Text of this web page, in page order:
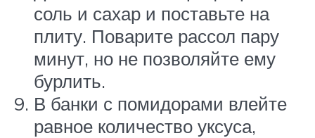
соль и сахар и поставьте на
плиту. Поварите рассол пару
минут, но не позволяйте ему
бурлить.
В банки с помидорами влейте
равное количество уксуса,